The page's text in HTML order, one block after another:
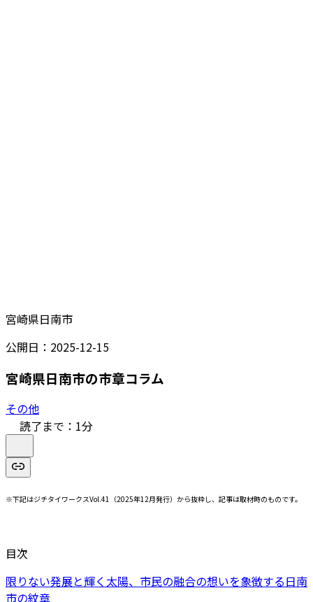
宮崎県日南市
公開日： 2025-12-15
宮崎県日南市の市章コラム
その他
読了まで： 1分
※下記はジチタイワークスVol.41（2025年12月発行）から抜粋し、記事は取材時のものです。
目次
限りない発展と輝く太陽、市民の融合の想いを象徴する日南
市の紋章